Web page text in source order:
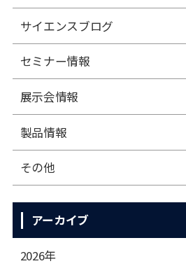
サイエンスブログ
セミナー情報
展⽰会情報
製品情報
その他
アーカイブ
2026年